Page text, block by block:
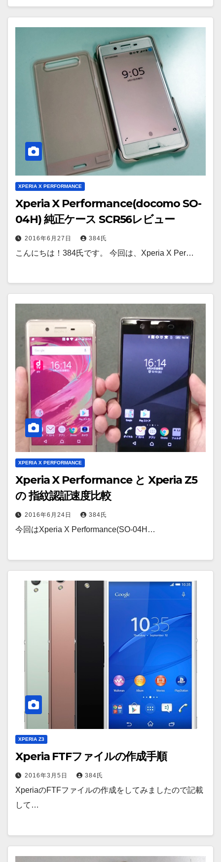
XPERIA X PERFORMANCE
Xperia X Performance(docomo SO-
04H) 純正ケース SCR56レビュー
2016年6月27日 384氏
こんにちは！384氏です。 今回は、Xperia X Per…
XPERIA X PERFORMANCE
Xperia X Performance と Xperia Z5
の 指紋認証速度比較
2016年6月24日 384氏
今回はXperia X Performance(SO-04H…
XPERIA Z3
Xperia FTFファイルの作成手順
2016年3月5日 384氏
XperiaのFTFファイルの作成をしてみましたので記載
して…